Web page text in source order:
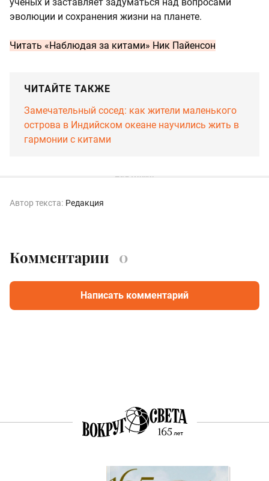
эволюции и сохранения жизни на планете.
Читать «Наблюдая за китами» Ник Пайенсон
ЧИТАЙТЕ ТАКЖЕ
Замечательный сосед: как жители маленького
острова в Индийском океане научились жить в
гармонии с китами
Автор текста: Редакция
Комментарии 0
Написать комментарий